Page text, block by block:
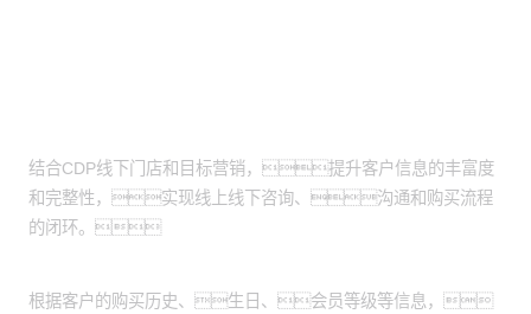
结合CDP线下门店和目标营销，提升客户信息的丰富度
和完整性，实现线上线下咨询、沟通和购买流程
的闭环。
根据客户的购买历史、生日、会员等级等信息，